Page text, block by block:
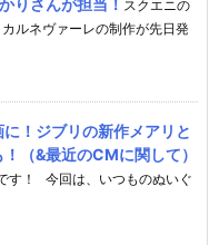
りさんが担当！ スクエニの
ルネヴァーレの制作が先日発
！ジブリの新作メアリと
（&最近のCMに関して）
す！ 今回は、いつものぬいぐ